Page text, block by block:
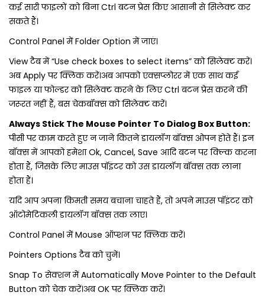
कई सारी फाइलों को बिना Ctrl बटन प्रेस किए आसानी से सिलेक्‍ट कर
सकते हैं।
Control Panel में Folder Option में जाएं।
View टैब में “Use check boxes to select items” को सिलेक्‍ट करें।
अब Apply पर क्लिक करें।अब आपको एक्‍सप्‍लोरर में एक साथ कई
फाइल या फोल्‍डर को सिलेक्‍ट करने के लिए Ctrl बटन प्रेस करने की
जरूरत नहीं हैं, बस चेकबॉक्‍स को सिलेक्‍ट करें।
Always Stick The Mouse Pointer To Dialog Box Button:
पीसी पर काम करते हुए न जाने कितने डायलॉग बॉक्‍स ओपन होते हैं। इन
बॉक्‍स में आपको हमेशा Ok, Cancel, Save आदि बटन पर क्ल्कि करना
होता हैं, जिसके लिए माउस पॉइंटर को उस डायलॉग बॉक्‍स तक लाना
होता हैं।
यदि आप अपना किमती समय बचाना चाहते हैं, तो अपने माउस पॉइंटर को
ऑटोमेटिकली डायलॉग बॉक्‍स तक लाए।
Control Panel में Mouse ऑप्‍शन पर क्लिक करें।
Pointers Options टैब को चुनें।
Snap To सेक्शन में Automatically Move Pointer to the Default
Button को चेक करें।अब OK पर क्लिक करें।